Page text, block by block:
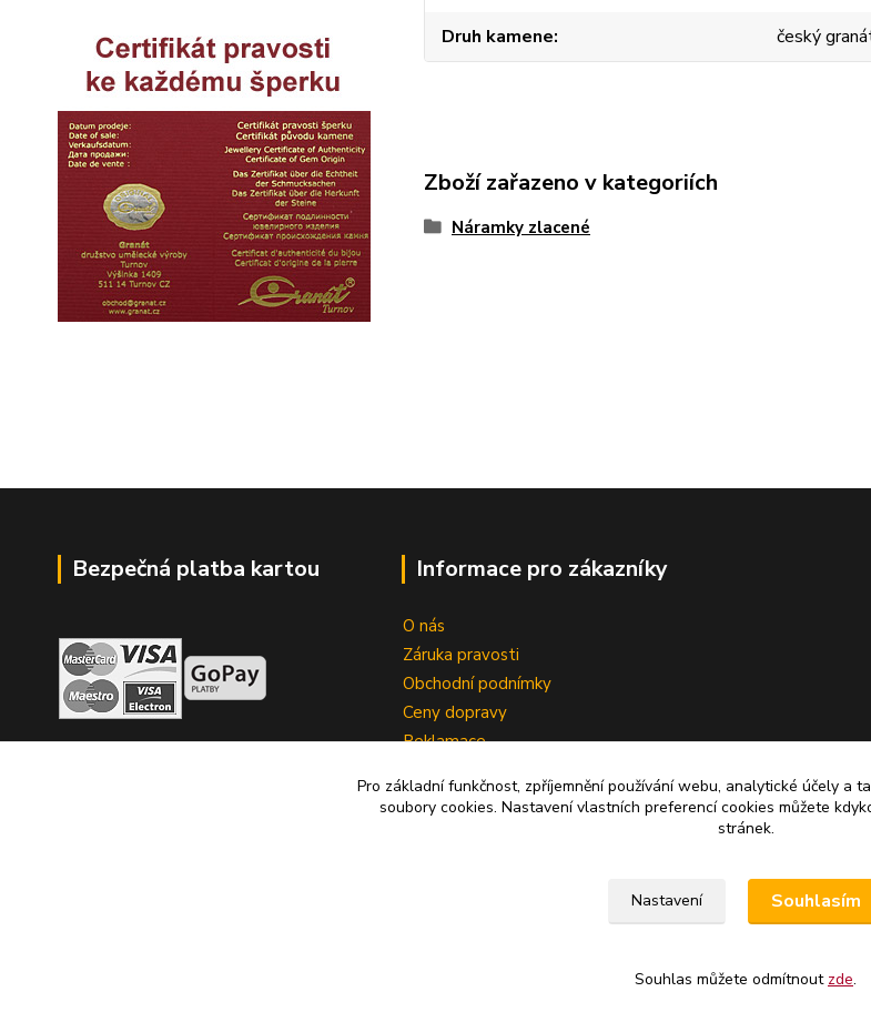
Druh kamene
český
Zboží zařazeno v kategoriích
Náramky zlacené
Bezpečná platba kartou Informace pro zákazníky
O nás
Záruka pravosti
Obchodní podnímky
Ceny dopravy
Reklamace
Upravit sběr cookies.
Pro základní funkčnost, zpříjemnění používání webu, analytické účely a
soubory cookies. Nastavení vlastních preferencí cookies můžete
stránek.
Nastavení Souhlasím
Souhlas můžete odmítnout zde.